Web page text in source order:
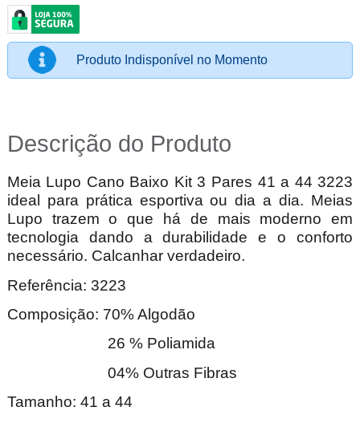
Produto Indisponível no Momento
Descrição do Produto
Meia Lupo Cano Baixo Kit 3 Pares 41 a 44 3223
ideal para prática esportiva ou dia a dia. Meias
Lupo trazem o que há de mais moderno em
tecnologia dando a durabilidade e o conforto
necessário. Calcanhar verdadeiro.
Referência: 3223
Composição: 70% Algodão
26 % Poliamida
04% Outras Fibras
Tamanho: 41 a 44